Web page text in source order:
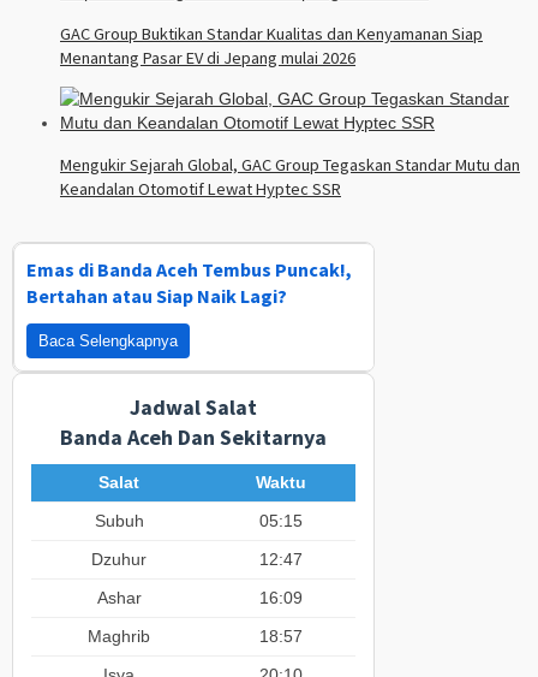
GAC Group Buktikan Standar Kualitas dan Kenyamanan Siap
Menantang Pasar EV di Jepang mulai 2026
Mengukir Sejarah Global, GAC Group Tegaskan Standar Mutu dan
Keandalan Otomotif Lewat Hyptec SSR
Emas di Banda Aceh Tembus Puncak!,
Bertahan atau Siap Naik Lagi?
Baca Selengkapnya
Jadwal Salat
Banda Aceh Dan Sekitarnya
Salat
Waktu
Subuh
05:15
Dzuhur
12:47
Ashar
16:09
Maghrib
18:57